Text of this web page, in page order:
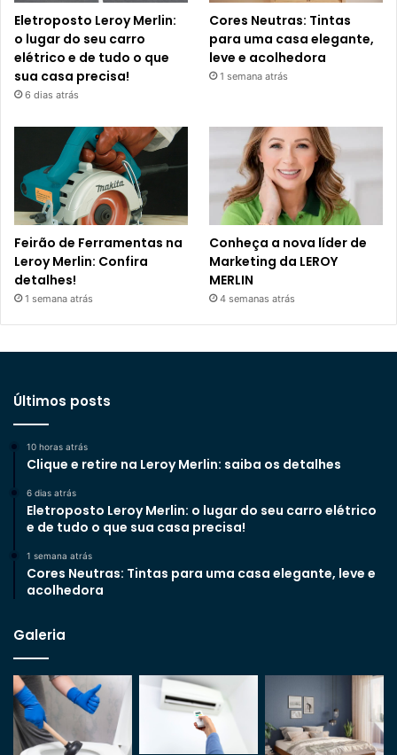
Eletroposto Leroy Merlin:
o lugar do seu carro
elétrico e de tudo o que
sua casa precisa!
6 dias atrás
Cores Neutras: Tintas
para uma casa elegante,
leve e acolhedora
1 semana atrás
Feirão de Ferramentas na
Leroy Merlin: Confira
detalhes!
1 semana atrás
Conheça a nova líder de
Marketing da LEROY
MERLIN
4 semanas atrás
Últimos posts
10 horas atrás
Clique e retire na Leroy Merlin: saiba os detalhes
6 dias atrás
Eletroposto Leroy Merlin: o lugar do seu carro elétrico
e de tudo o que sua casa precisa!
1 semana atrás
Cores Neutras: Tintas para uma casa elegante, leve e
acolhedora
Galeria